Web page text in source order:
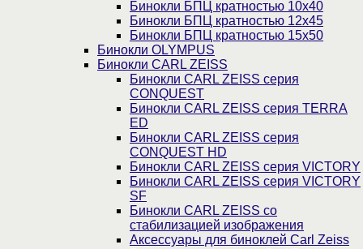
Бинокли БПЦ кратностью 10х40
Бинокли БПЦ кратностью 12х45
Бинокли БПЦ кратностью 15х50
Бинокли OLYMPUS
Бинокли CARL ZEISS
Бинокли CARL ZEISS серия
CONQUEST
Бинокли CARL ZEISS серия TERRA
ED
Бинокли CARL ZEISS серия
CONQUEST HD
Бинокли CARL ZEISS серия VICTORY
Бинокли CARL ZEISS серия VICTORY
SF
Бинокли CARL ZEISS со
стабилизацией изображения
Аксессуары для биноклей Carl Zeiss